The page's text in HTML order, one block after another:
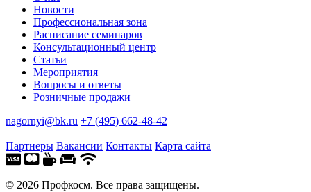
Новости
Профессиональная зона
Расписание семинаров
Консультационный центр
Статьи
Мероприятия
Вопросы и ответы
Розничные продажи
nagornyi@bk.ru +7 (495) 662-48-42
Партнеры Вакансии Контакты Карта сайта
© 2026 Профкосм. Все права защищены.